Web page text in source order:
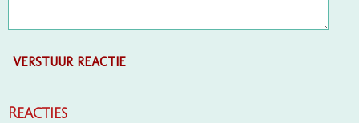
VERSTUUR REACTIE
Reacties